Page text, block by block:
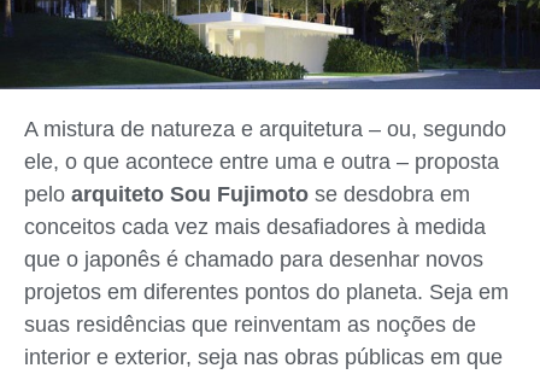
A mistura de natureza e arquitetura – ou, segundo
ele, o que acontece entre uma e outra – proposta
pelo arquiteto Sou Fujimoto se desdobra em
conceitos cada vez mais desafiadores à medida
que o japonês é chamado para desenhar novos
projetos em diferentes pontos do planeta. Seja em
suas residências que reinventam as noções de
interior e exterior, seja nas obras públicas em que